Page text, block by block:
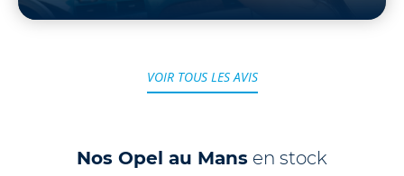
VOIR TOUS LES AVIS
Nos Opel au Mans en stock